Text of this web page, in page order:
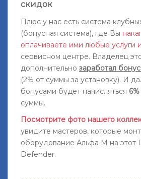
скидок
Плюс у нас есть система
(бонусная система), где Вы
оплачиваете ими любые услуги
сервисном центре. Владелец
дополнительно заработал
(2% от суммы за установку). И
бонусами будет начисляться 6%
суммы.
Посмотрите фото нашего
увидите мастеров, которые
оборудование Альфа М на этот
Defender.